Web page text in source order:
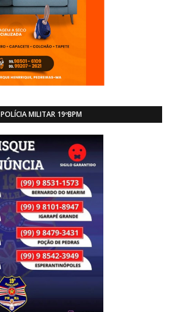
POLÍCIA MILITAR 19ºBPM